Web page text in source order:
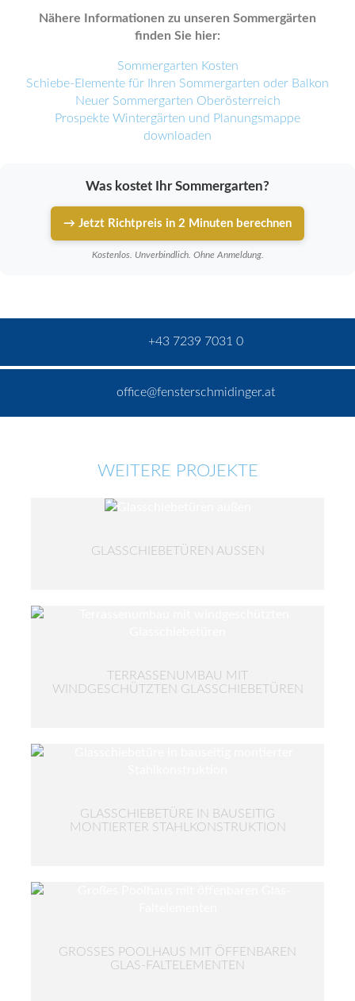
Nähere Informationen zu unseren Sommergärten
finden Sie hier:
Sommergarten Kosten
Schiebe-Elemente für Ihren Sommergarten oder Balkon
Neuer Sommergarten Oberösterreich
Prospekte Wintergärten und Planungsmappe
downloaden
Was kostet Ihr Sommergarten?
→ Jetzt Richtpreis in 2 Minuten berechnen
Kostenlos. Unverbindlich. Ohne Anmeldung.
+43 7239 7031 0
office@fensterschmidinger.at
WEITERE PROJEKTE
GLASSCHIEBETÜREN AUSSEN
TERRASSENUMBAU MIT
WINDGESCHÜTZTEN GLASSCHIEBETÜREN
GLASSCHIEBETÜRE IN BAUSEITIG
MONTIERTER STAHLKONSTRUKTION
GROSSES POOLHAUS MIT ÖFFENBAREN G
LAS-FALTELEMENTEN